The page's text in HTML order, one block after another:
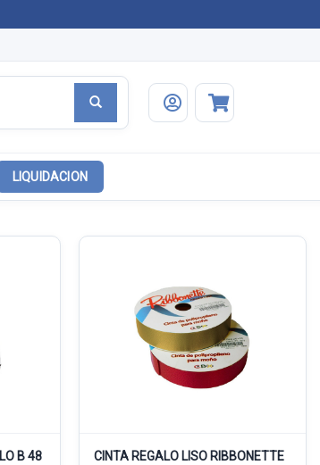
LIQUIDACION
B 48
CINTA REGALO LISO RIBBONETTE